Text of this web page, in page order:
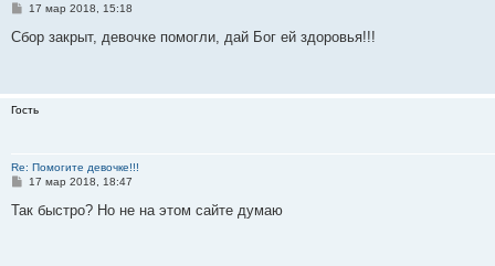
С
о
е
17 мар 2018, 15:18
Сбор закрыт, девочке помогли, дай Бог ей здоровья!!!
Гость
Re: Помогите девочке!!!
С
о
17 мар 2018, 18:47
Так быстро? Но не на этом сайте думаю